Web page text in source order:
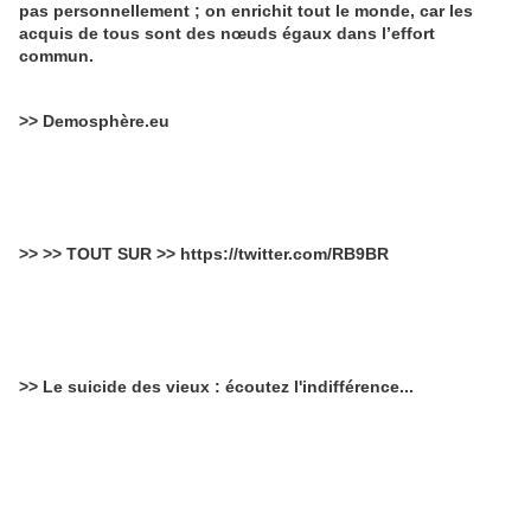
pas personnellement ; on enrichit tout le monde, car les
acquis de tous sont des nœuds égaux dans l’effort
commun.
>> Demosphère.eu
>> >> TOUT SUR >> https://twitter.com/RB9BR
>> Le suicide des vieux : écoutez l'indifférence...